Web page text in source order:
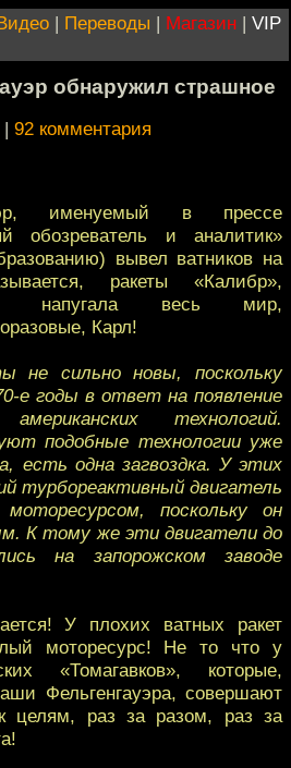
| Переводы | Магазин | VIP
обнаружил страшное
| 92 комментария
именуемый в прессе
обозреватель и аналитик»
вывел ватников на
ракеты «Калибр»,
напугала весь мир,
Карл!
не сильно новы, поскольку
е годы в ответ на появление
технологий.
подобные технологии уже
есть одна загвоздка. У этих
турбореактивный двигатель
поскольку он
К тому же эти двигатели до
на запорожском заводе
У плохих ватных ракет
моторесурс! Не то что у
«Томагавков», которые,
Фельгенгауэра, совершают
целям, раз за разом, раз за